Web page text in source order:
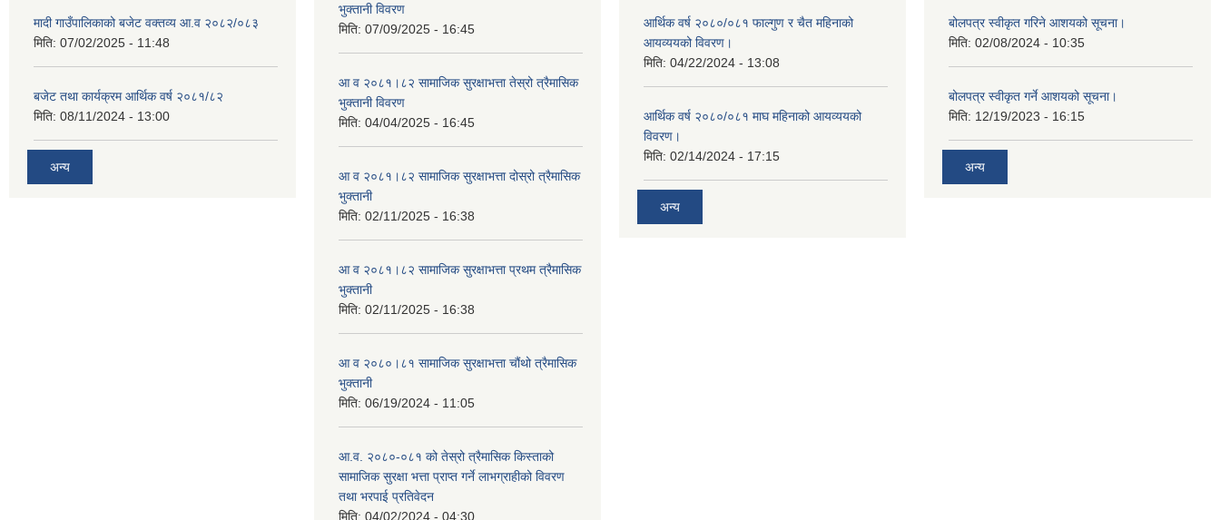
मादी गाउँपालिकाको बजेट वक्तव्य आ.व २०८२/०८३
मिति: 07/02/2025 - 11:48
बजेट तथा कार्यक्रम आर्थिक वर्ष २०८१/८२
मिति: 08/11/2024 - 13:00
अन्य
भुक्तानी विवरण
मिति: 07/09/2025 - 16:45
आ व २०८१।८२ सामाजिक सुरक्षाभत्ता तेस्रो त्रैमासिक
भुक्तानी विवरण
मिति: 04/04/2025 - 16:45
आ व २०८१।८२ सामाजिक सुरक्षाभत्ता दोस्रो त्रैमासिक
भुक्तानी
मिति: 02/11/2025 - 16:38
आ व २०८१।८२ सामाजिक सुरक्षाभत्ता प्रथम त्रैमासिक
भुक्तानी
मिति: 02/11/2025 - 16:38
आ व २०८०।८१ सामाजिक सुरक्षाभत्ता चौंथो त्रैमासिक
भुक्तानी
मिति: 06/19/2024 - 11:05
आ.व. २०८०-०८१ को तेस्रो त्रैमासिक किस्ताको
सामाजिक सुरक्षा भत्ता प्राप्त गर्ने लाभग्राहीको विवरण
तथा भरपाई प्रतिवेदन
मिति: 04/02/2024 - 04:30
आर्थिक वर्ष २०८०/०८१ फाल्गुण र चैत महिनाको
आयव्ययको विवरण।
मिति: 04/22/2024 - 13:08
आर्थिक वर्ष २०८०/०८१ माघ महिनाको आयव्ययको
विवरण।
मिति: 02/14/2024 - 17:15
अन्य
बोलपत्र स्वीकृत गरिने आशयको सूचना।
मिति: 02/08/2024 - 10:35
बोलपत्र स्वीकृत गर्ने आशयको सूचना।
मिति: 12/19/2023 - 16:15
अन्य